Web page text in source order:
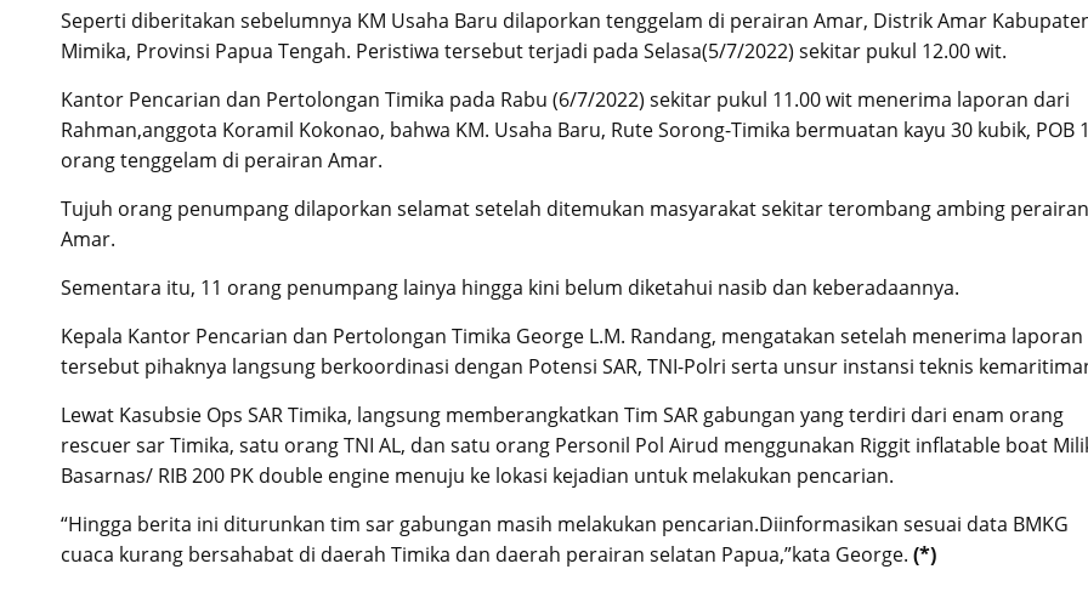
Seperti diberitakan sebelumnya KM Usaha Baru dilaporkan tenggelam di perairan Amar, Distrik Amar
Mimika, Provinsi Papua Tengah. Peristiwa tersebut terjadi pada Selasa(5/7/2022) sekitar pukul 12.00 wit.
Kantor Pencarian dan Pertolongan Timika pada Rabu (6/7/2022) sekitar pukul 11.00 wit menerima laporan dari
Rahman,anggota Koramil Kokonao, bahwa KM. Usaha Baru, Rute Sorong-Timika bermuatan kayu 30 kubik, POB
orang tenggelam di perairan Amar.
Tujuh orang penumpang dilaporkan selamat setelah ditemukan masyarakat sekitar terombang ambing perairan
Amar.
Sementara itu, 11 orang penumpang lainya hingga kini belum diketahui nasib dan keberadaannya.
Kepala Kantor Pencarian dan Pertolongan Timika George L.M. Randang, mengatakan setelah menerima laporan
tersebut pihaknya langsung berkoordinasi dengan Potensi SAR, TNI-Polri serta unsur instansi teknis
Lewat Kasubsie Ops SAR Timika, langsung memberangkatkan Tim SAR gabungan yang terdiri dari enam orang
rescuer sar Timika, satu orang TNI AL, dan satu orang Personil Pol Airud menggunakan Riggit inflatable boat
Basarnas/ RIB 200 PK double engine menuju ke lokasi kejadian untuk melakukan pencarian.
“Hingga berita ini diturunkan tim sar gabungan masih melakukan pencarian.Diinformasikan sesuai data BMKG
cuaca kurang bersahabat di daerah Timika dan daerah perairan selatan Papua,”kata George. (*)